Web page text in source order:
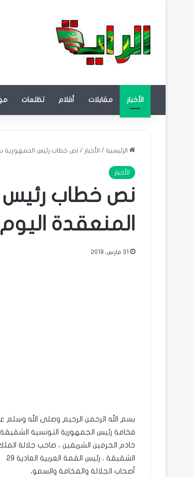
الأخبار مقابلات أقلام تظلمات
الرئيسية / الأخبار / نص خطاب رئيس الجمهورية
الأخبار
نص خطاب رئيس
المنعقدة
31 مارس، 2019
بسم الله الرحمن الرحيم وصلى الله وسلم
فخامة رئيس الجمهورية التونسية الشقيقة،
خادم الحرمين الشريفين ، صاحب جلالة
الشقيقة ، رئيس القمة العربية العادية ٢٩
أصحاب الجلالة والفخامة والسمو،